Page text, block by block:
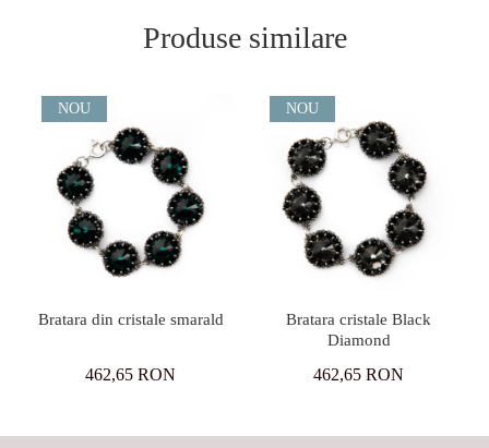
Produse similare
NOU
Bratara din cristale smarald
462,65 RON
NOU
Bratara cristale Black
Diamond
462,65 RON